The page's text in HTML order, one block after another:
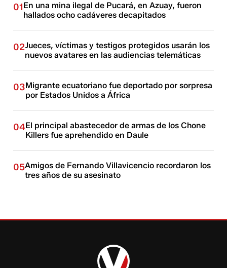
01En una mina ilegal de Pucará, en Azuay, fueron
hallados ocho cadáveres decapitados
02Jueces, víctimas y testigos protegidos usarán los
nuevos avatares en las audiencias telemáticas
03Migrante ecuatoriano fue deportado por sorpresa
por Estados Unidos a África
04El principal abastecedor de armas de los Chone
Killers fue aprehendido en Daule
05Amigos de Fernando Villavicencio recordaron los
tres años de su asesinato